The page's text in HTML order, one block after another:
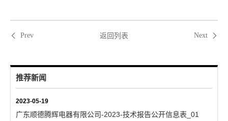
Prev 返回列表 Next
推荐新闻
2023-05-19
广东顺德腾辉电器有限公司-2023-技术报告公开信息表_01